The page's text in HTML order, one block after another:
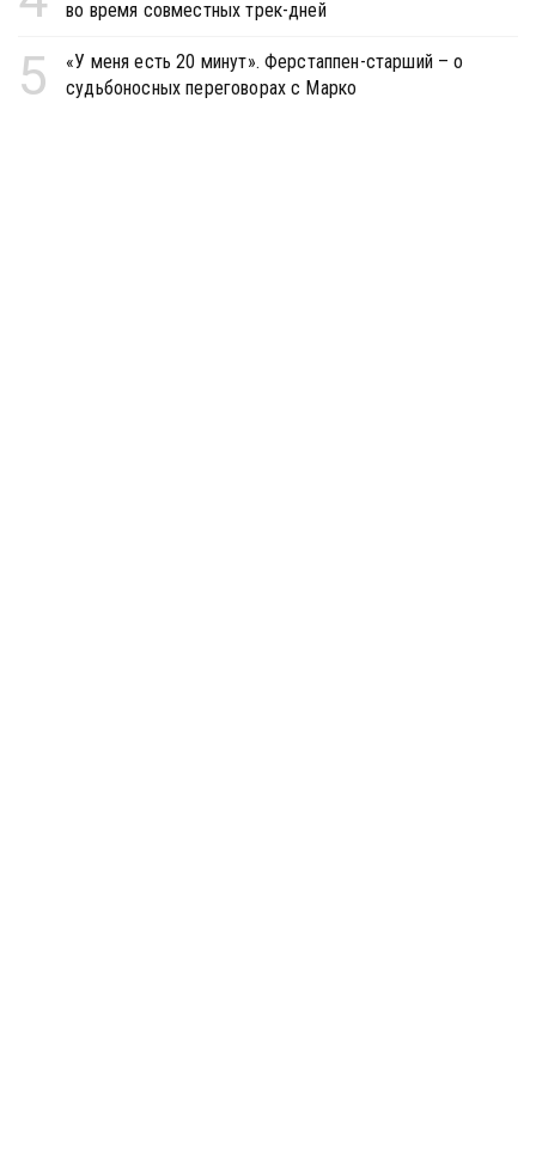
во время совместных трек-дней
5
«У меня есть 20 минут». Ферстаппен-старший – о
судьбоносных переговорах с Марко